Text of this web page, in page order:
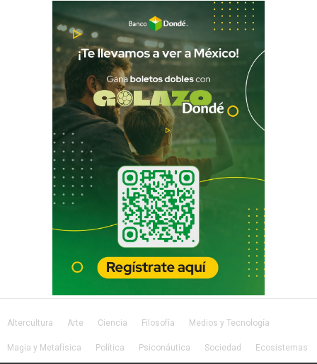
Altercultura Arte Ciencia Filosofía Medios y Tecnología
Magia y Metafísica Política Psiconáutica Sociedad Ecosistemas